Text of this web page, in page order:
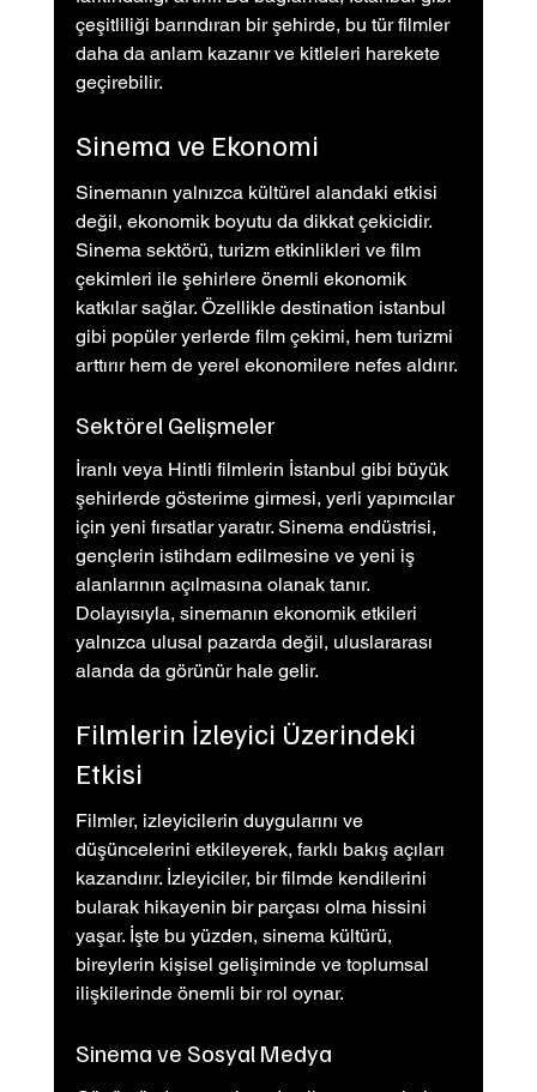
çeşitliliği barındıran bir şehirde, bu tür filmler
daha da anlam kazanır ve kitleleri harekete
geçirebilir.
Sinema ve Ekonomi
Sinemanın yalnızca kültürel alandaki etkisi
değil, ekonomik boyutu da dikkat çekicidir.
Sinema sektörü, turizm etkinlikleri ve film
çekimleri ile şehirlere önemli ekonomik
katkılar sağlar. Özellikle destination istanbul
gibi popüler yerlerde film çekimi, hem turizmi
arttırır hem de yerel ekonomilere nefes aldırır.
Sektörel Gelişmeler
İranlı veya Hintli filmlerin İstanbul gibi büyük
şehirlerde gösterime girmesi, yerli yapımcılar
için yeni fırsatlar yaratır. Sinema endüstrisi,
gençlerin istihdam edilmesine ve yeni iş
alanlarının açılmasına olanak tanır.
Dolayısıyla, sinemanın ekonomik etkileri
yalnızca ulusal pazarda değil, uluslararası
alanda da görünür hale gelir.
Filmlerin İzleyici Üzerindeki
Etkisi
Filmler, izleyicilerin duygularını ve
düşüncelerini etkileyerek, farklı bakış açıları
kazandırır. İzleyiciler, bir filmde kendilerini
bularak hikayenin bir parçası olma hissini
yaşar. İşte bu yüzden, sinema kültürü,
bireylerin kişisel gelişiminde ve toplumsal
ilişkilerinde önemli bir rol oynar.
Sinema ve Sosyal Medya